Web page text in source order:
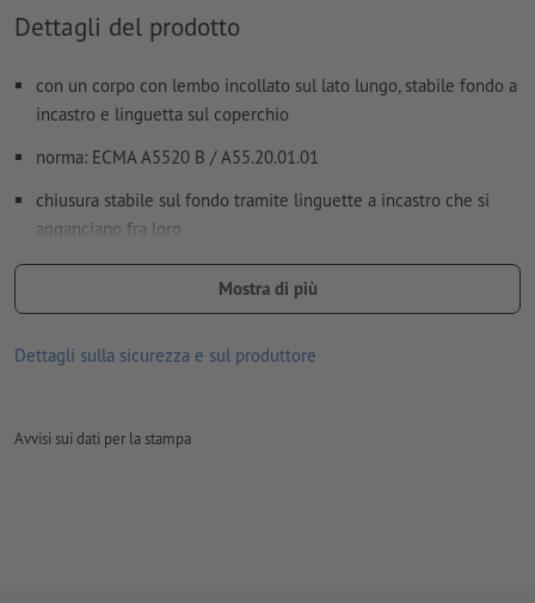
Dettagli del prodotto
con un corpo con lembo incollato sul lato lungo, stabile fondo a
incastro e linguetta sul coperchio
norma: ECMA A5520 B / A55.20.01.01
chiusura stabile sul fondo tramite linguette a incastro che si
agganciano fra loro
la scatola pieghevole è particolarmente stabile grazie al fondo
a incastro e quindi adatta come imballaggio di prodotti pesanti
facili da aprire e richiudere grazie alla linguetta sul coperchio
facili da impilare e quindi ideali per il trasporto e le
Mostra di più
Dettagli sulla sicurezza e sul produttore
Avvisi sui dati per la stampa